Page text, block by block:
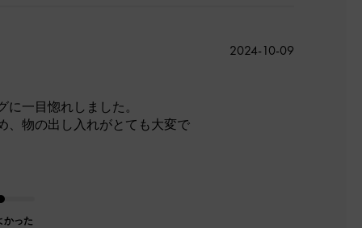
一目惚れしました。
、物の出し入れがとても大変で
かった
公
2024-10-09